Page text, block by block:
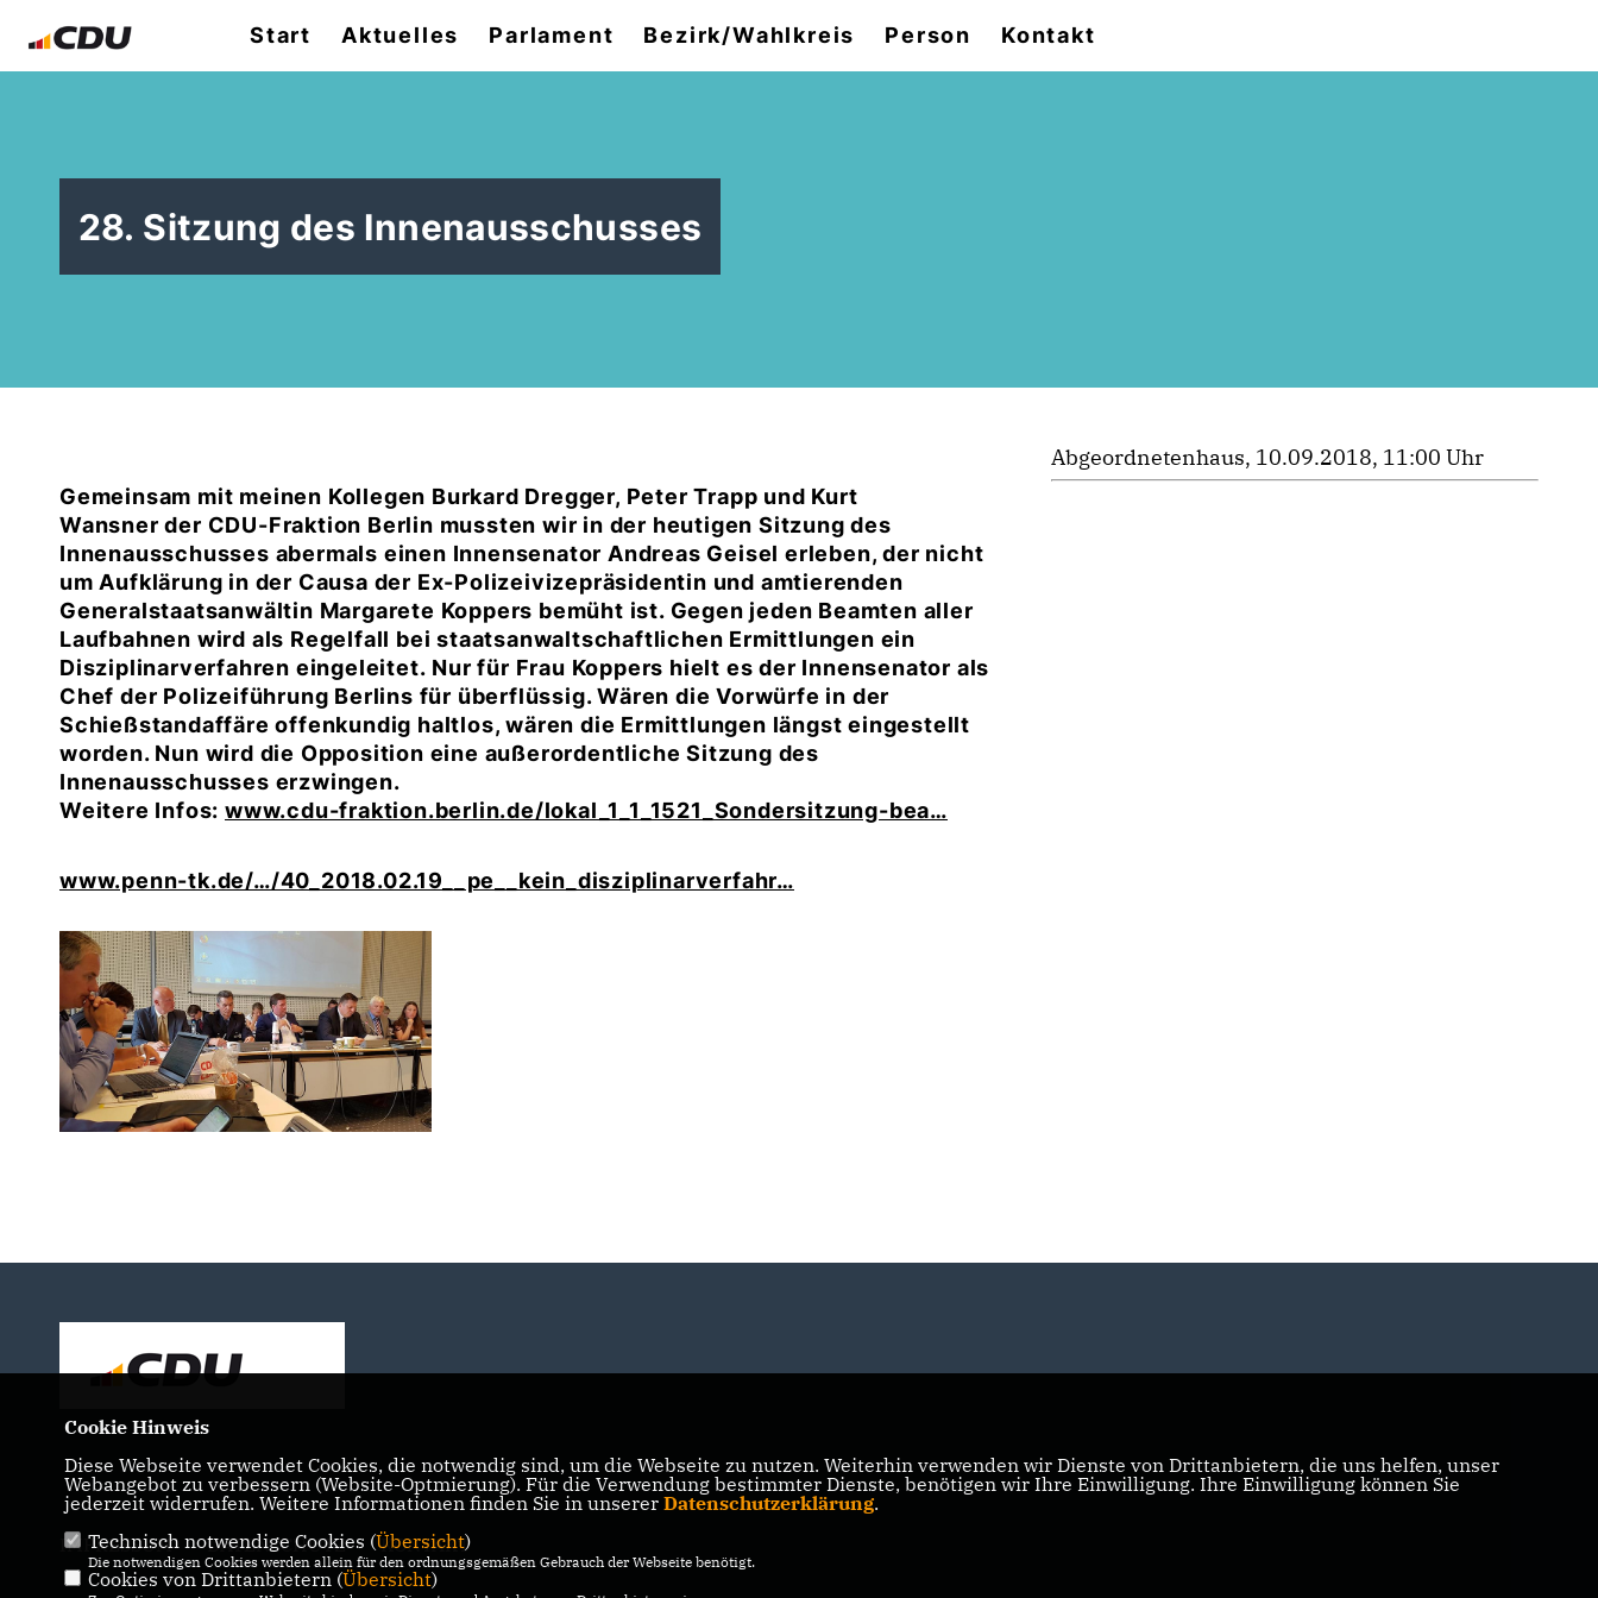
Start Aktuelles Parlament Bezirk/Wahlkreis Person Kontakt
28. Sitzung des Innenausschusses
Gemeinsam mit meinen Kollegen Burkard Dregger, Peter Trapp und Kurt
Wansner der CDU-Fraktion Berlin mussten wir in der heutigen Sitzung des
Innenausschusses abermals einen Innensenator Andreas Geisel erleben, der nicht
um Aufklärung in der Causa der Ex-Polizeivizepräsidentin und amtierenden
Generalstaatsanwältin Margarete Koppers bemüht ist. Gegen jeden Beamten aller
Laufbahnen wird als Regelfall bei staatsanwaltschaftlichen Ermittlungen ein
Disziplinarverfahren eingeleitet. Nur für Frau Koppers hielt es der Innensenator als
Chef der Polizeiführung Berlins für überflüssig. Wären die Vorwürfe in der
Schießstandaffäre offenkundig haltlos, wären die Ermittlungen längst eingestellt
worden. Nun wird die Opposition eine außerordentliche Sitzung des
Innenausschusses erzwingen.
Weitere Infos:www.cdu-fraktion.berlin.de/lokal_1_1_1521_Sondersitzung-bea
www.penn-tk.de/…/40_2018.02.19__pe__kein_disziplinarverfahr
Abgeordnetenhaus, 10.09.2018, 11:00 Uhr
IMPRESSUM DATENSCHUTZ KONTAKT
Cookie Hinweis
Diese Webseite verwendet Cookies, die notwendig sind, um die Webseite zu nutzen. Weiterhin verwenden wir Dienste von Drittanbietern, die uns helfen, unser
Webangebot zu verbessern (Website-Optmierung). Für die Verwendung bestimmter Dienste, benötigen wir Ihre Einwilligung. Ihre Einwilligung können Sie
jederzeit widerrufen. Weitere Informationen finden Sie in unserer Datenschutzerklärung.
Technisch notwendige Cookies (Übersicht)
Die notwendigen Cookies werden allein für den ordnungsgemäßen Gebrauch der Webseite benötigt.
Cookies von Drittanbietern (Übersicht)